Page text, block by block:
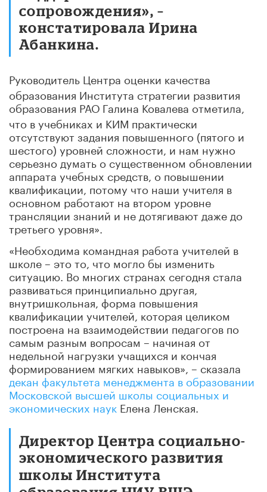
сопровождения», –
констатировала Ирина
Абанкина.
Руководитель Центра оценки качества
образования Института стратегии развития
образования РАО Галина Ковалева отметила,
что в учебниках и КИМ практически
отсутствуют задания повышенного (пятого и
шестого) уровней сложности, и нам нужно
серьезно думать о существенном обновлении
аппарата учебных средств, о повышении
квалификации, потому что наши учителя в
основном работают на втором уровне
трансляции знаний и не дотягивают даже до
третьего уровня».
«Необходима командная работа учителей в
школе – это то, что могло бы изменить
ситуацию. Во многих странах сегодня стала
развиваться принципиально другая,
внутришкольная, форма повышения
квалификации учителей, которая целиком
построена на взаимодействии педагогов по
самым разным вопросам – начиная от
недельной нагрузки учащихся и кончая
формированием мягких навыков», – сказала
декан факультета менеджмента в образовании
Московской высшей школы социальных и
экономических наук Елена Ленская.
Директор Центра социально-
экономического развития
школы Института